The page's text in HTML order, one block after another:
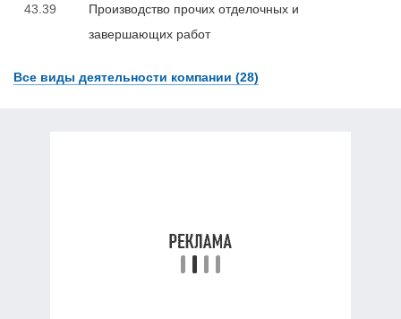
43.39
Производство прочих отделочных и
завершающих работ
Все виды деятельности компании (28)